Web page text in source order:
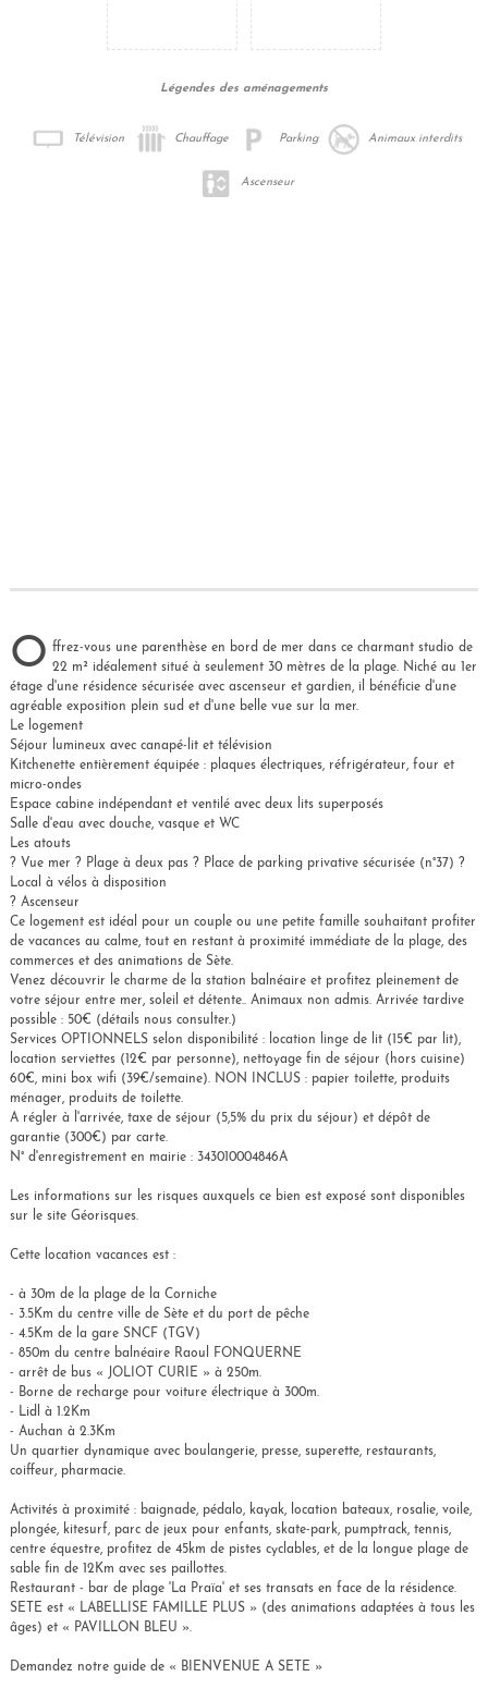
Légendes des aménagements
Télévision Chauffage Parking Animaux interdits
Ascenseur
O ffrez-vous une parenthèse en bord de mer dans ce charmant studio de
22 m² idéalement situé à seulement 30 mètres de la plage. Niché au 1er
étage d'une résidence sécurisée avec ascenseur et gardien, il bénéficie d'une
agréable exposition plein sud et d'une belle vue sur la mer.
Le logement
Séjour lumineux avec canapé-lit et télévision
Kitchenette entièrement équipée : plaques électriques, réfrigérateur, four et
micro-ondes
Espace cabine indépendant et ventilé avec deux lits superposés
Salle d'eau avec douche, vasque et WC
Les atouts
? Vue mer ? Plage à deux pas ? Place de parking privative sécurisée (n°37) ?
Local à vélos à disposition
? Ascenseur
Ce logement est idéal pour un couple ou une petite famille souhaitant profiter
de vacances au calme, tout en restant à proximité immédiate de la plage, des
commerces et des animations de Sète.
Venez découvrir le charme de la station balnéaire et profitez pleinement de
votre séjour entre mer, soleil et détente.. Animaux non admis. Arrivée tardive
possible : 50€ (détails nous consulter.)
Services OPTIONNELS selon disponibilité : location linge de lit (15€ par lit),
location serviettes (12€ par personne), nettoyage fin de séjour (hors cuisine)
60€, mini box wifi (39€/semaine). NON INCLUS : papier toilette, produits
ménager, produits de toilette.
A régler à l'arrivée, taxe de séjour (5,5% du prix du séjour) et dépôt de
garantie (300€) par carte.
N° d'enregistrement en mairie : 343010004846A
Les informations sur les risques auxquels ce bien est exposé sont disponibles
sur le site Géorisques.
Cette location vacances est :
- à 30m de la plage de la Corniche
- 3.5Km du centre ville de Sète et du port de pêche
- 4.5Km de la gare SNCF (TGV)
- 850m du centre balnéaire Raoul FONQUERNE
- arrêt de bus « JOLIOT CURIE » à 250m.
- Borne de recharge pour voiture électrique à 300m.
- Lidl à 1.2Km
- Auchan à 2.3Km
Un quartier dynamique avec boulangerie, presse, superette, restaurants,
coiffeur, pharmacie.
Activités à proximité : baignade, pédalo, kayak, location bateaux, rosalie, voile,
plongée, kitesurf, parc de jeux pour enfants, skate-park, pumptrack, tennis,
centre équestre, profitez de 45km de pistes cyclables, et de la longue plage de
sable fin de 12Km avec ses paillottes.
Restaurant - bar de plage 'La Praïa' et ses transats en face de la résidence.
SETE est « LABELLISE FAMILLE PLUS » (des animations adaptées à tous les
âges) et « PAVILLON BLEU ».
Demandez notre guide de « BIENVENUE A SETE »